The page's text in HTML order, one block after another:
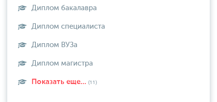
Диплом бакалавра
Диплом специалиста
Диплом ВУЗа
Диплом магистра
Показать еще... (11)